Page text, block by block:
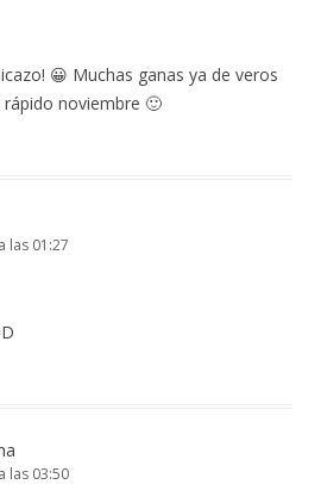
😀 Muchas ganas ya de veros
noviembre 🙂
las 01:27
las 03:50